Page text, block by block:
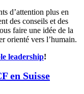
d’attention plus en
des conseils et des
faire une idée de la
orienté vers l’humain.
leadership!
en Suisse